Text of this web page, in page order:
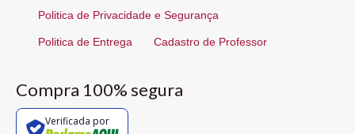
Politica de Privacidade e Segurança
Politica de Entrega Cadastro de Professor
Compra 100% segura
Verificada por